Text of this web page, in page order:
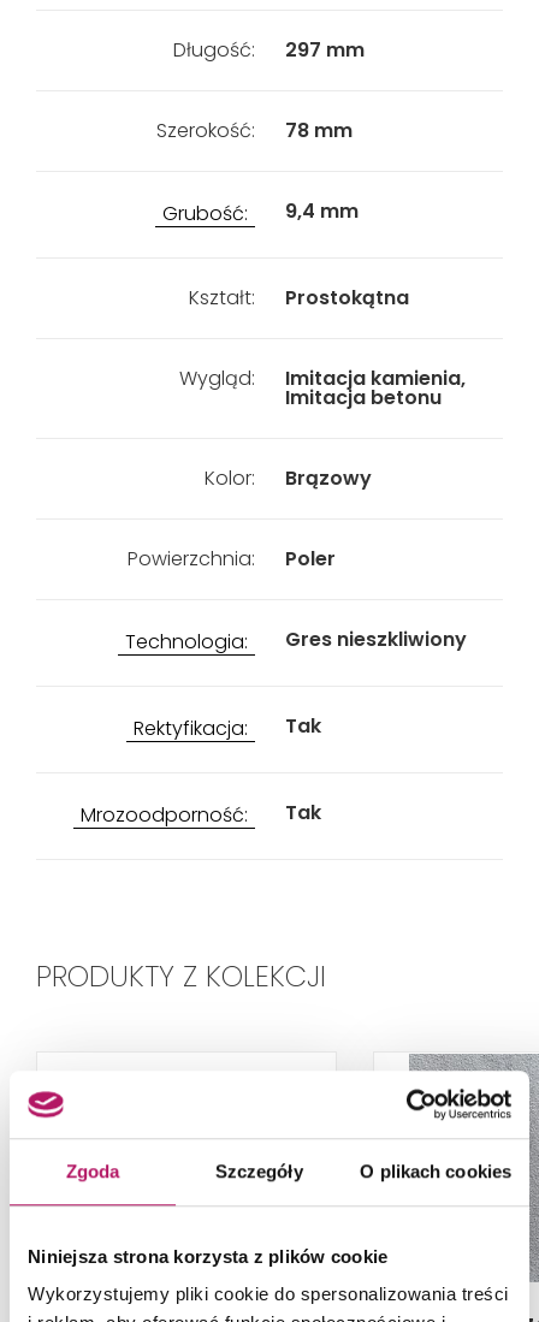
Zgoda Szczegóły O plikach cookies
Niniejsza strona korzysta z plików cookie
Wykorzystujemy pliki cookie do spersonalizowania treści
Długość: 297 mm
Szerokość: 78 mm
Grubość: 9,4 mm
Kształt: Prostokątna
Wygląd: Imitacja kamienia,
Imitacja betonu
Kolor: Brązowy
Powierzchnia: Poler
Technologia: Gres nieszkliwiony
Rektyfikacja: Tak
Mrozoodporność: Tak
PRODUKTY Z KOLEKCJI